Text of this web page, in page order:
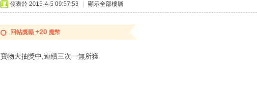
發表於 2015-4-5 09:57:53 顯示全部樓層
回帖獎勵 +20 魔幣
寶物大抽獎中,連續三次一無所獲